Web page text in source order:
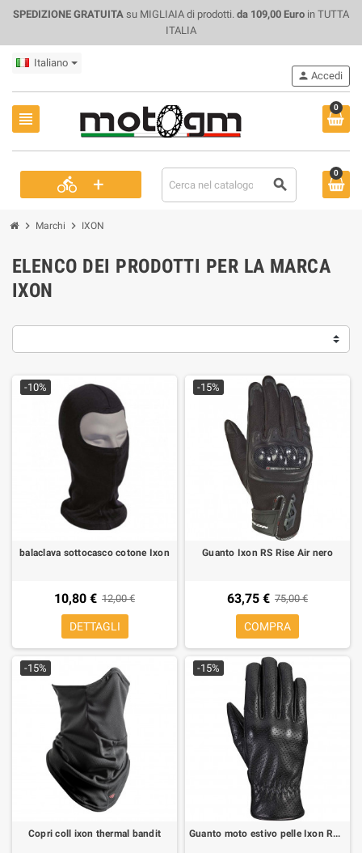
SPEDIZIONE GRATUITA su MIGLIAIA di prodotti. da 109,00 Euro in TUTTA
ITALIA
Italiano
view_headline
0
directions_bike + search
person Accedi
0
chevron_right Marchi chevron_right IXON
ELENCO DEI PRODOTTI PER LA MARCA
IXON
-10%
balaclava sottocasco cotone Ixon
10,80 € 12,00 €
DETTAGLI
-15%
Guanto Ixon RS Rise Air nero
63,75 € 75,00 €
COMPRA
-15%
Copri coll ixon thermal bandit
-15%
Guanto moto estivo pelle Ixon RS Nizo Air custom cafe racer